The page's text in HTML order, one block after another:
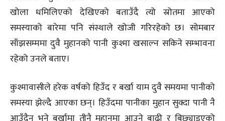
खोला धमिलिएको देखिएको बताउँदै त्यो स्रोतमा आएको
समस्याको बारेमा पनि संस्थाले खोजी गरिरहेको छ। सोमबार
साँझसम्ममा दुवै मुहानको पानी कुश्मा खसाल्न सकिने सम्भावना
रहेको उनले बताए।
कुश्मावासीले हरेक वर्षको हिउँद र बर्खा याम दुवै समयमा पानीको
समस्या झेल्दै आएका छन्। हिउँदमा पानीका मुहान सुक्दा पानी नै